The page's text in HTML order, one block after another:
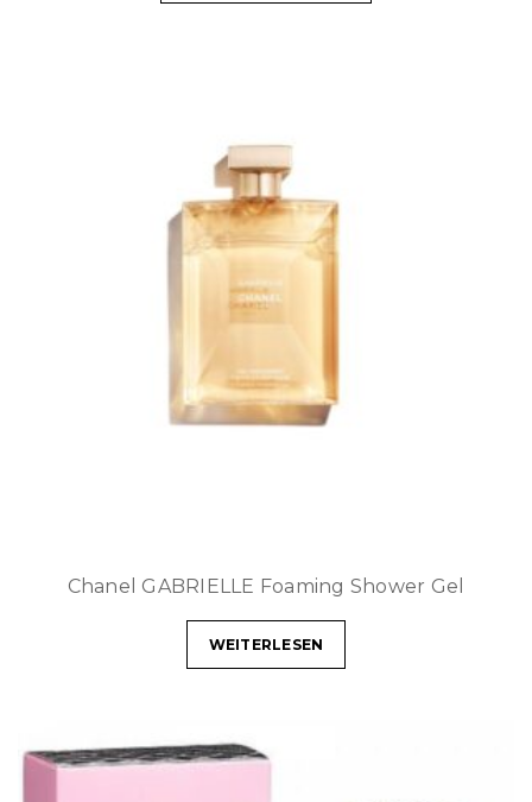
Chanel GABRIELLE Foaming Shower Gel
WEITERLESEN